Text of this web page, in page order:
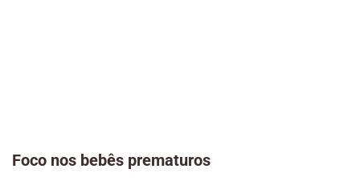
Foco nos bebês prematuros